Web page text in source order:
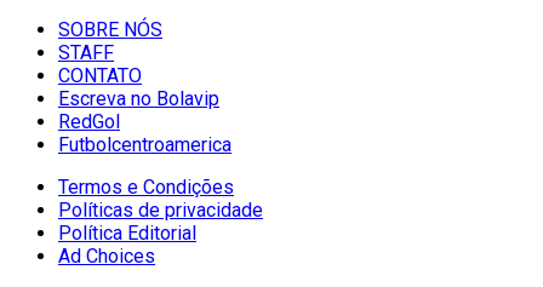
SOBRE NÓS
STAFF
CONTATO
Escreva no Bolavip
RedGol
Futbolcentroamerica
Termos e Condições
Políticas de privacidade
Política Editorial
Ad Choices